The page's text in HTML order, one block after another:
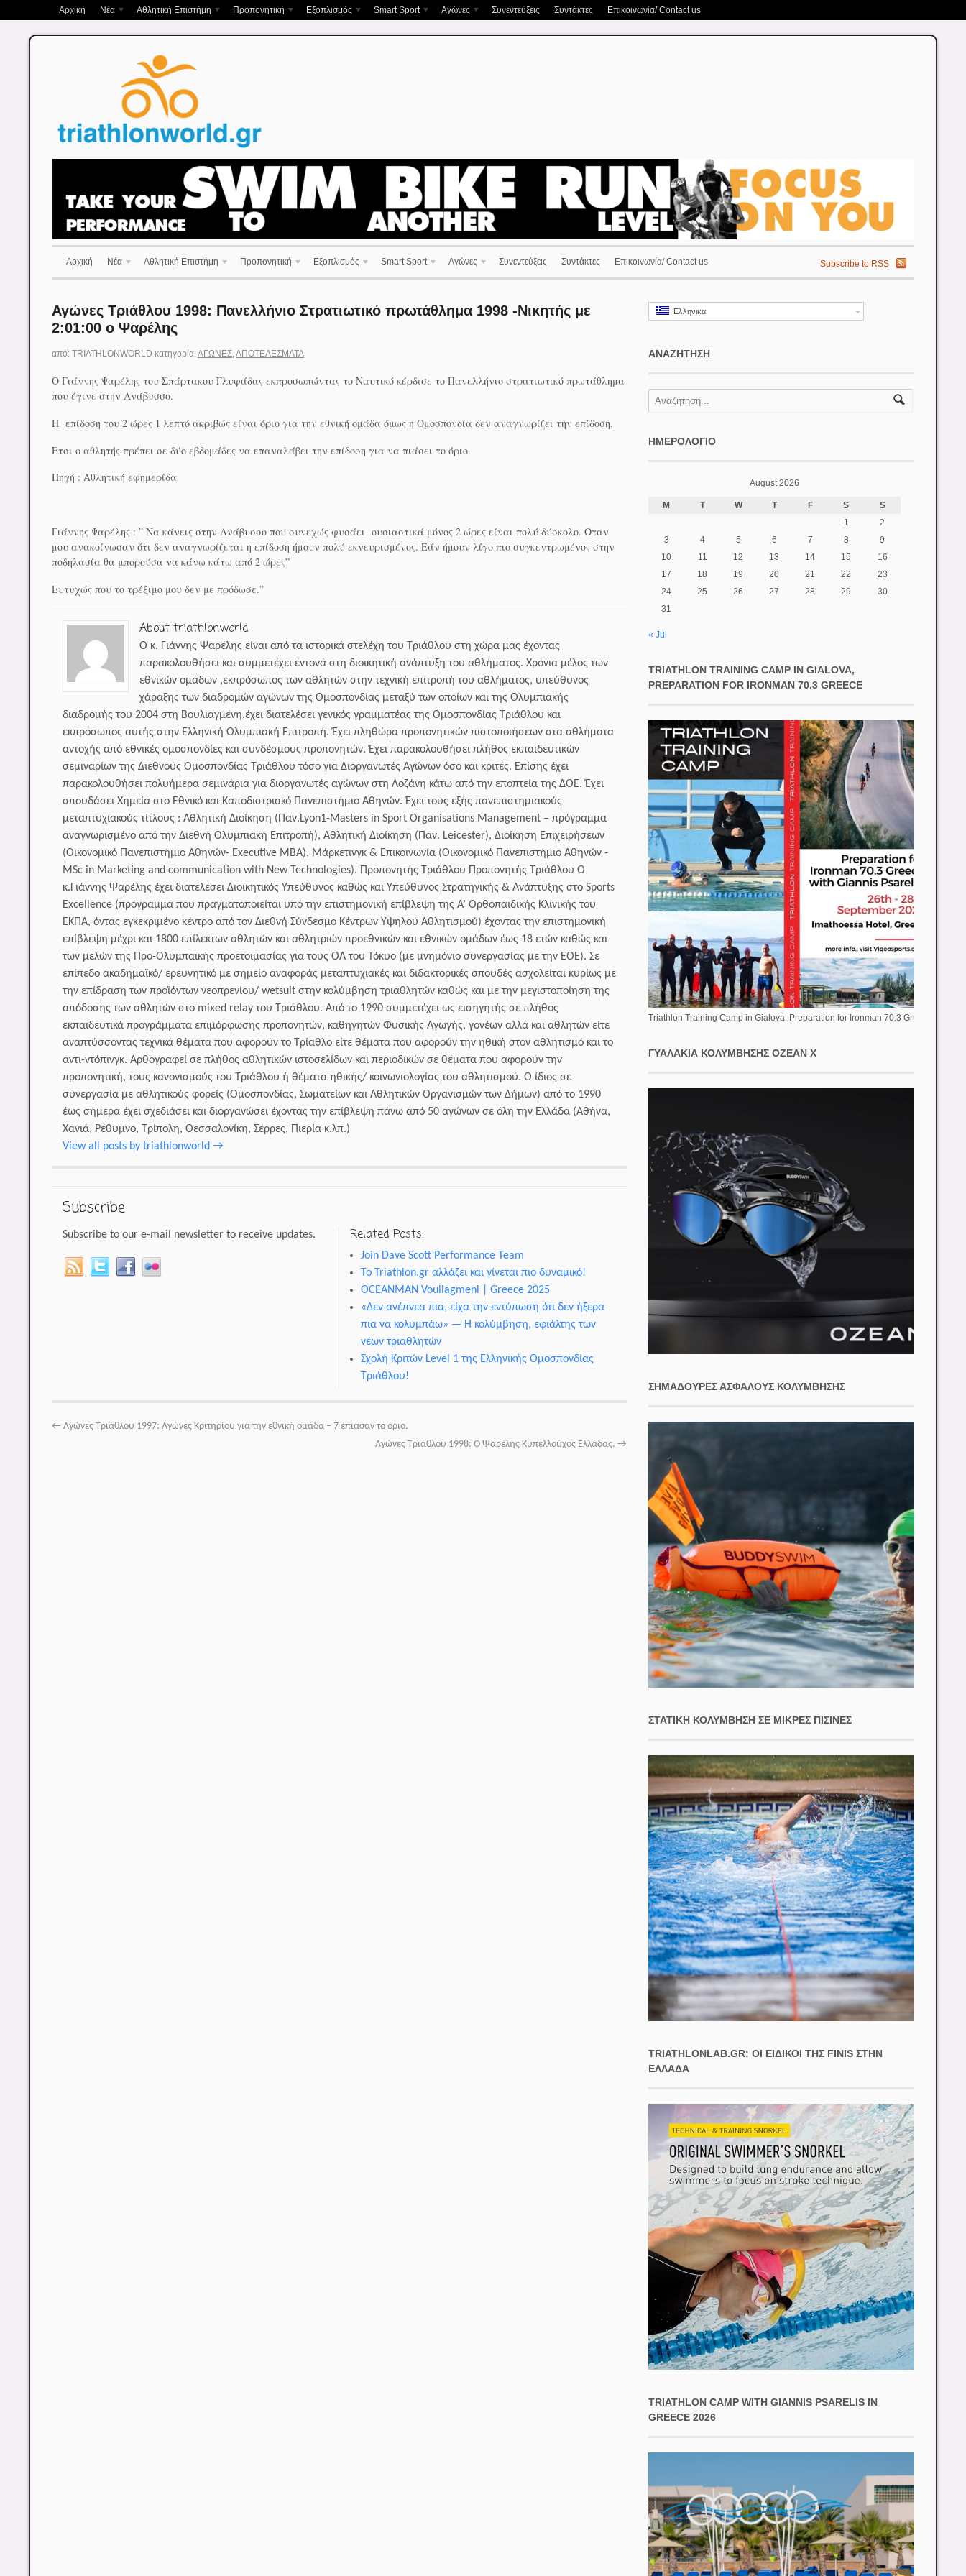
Αρχική Νέα Αθλητική Επιστήμη Προπονητική Εξοπλισμός Smart Sport Αγώνες Συνεντεύξεις Συντάκτες Επικοινωνία/ Contact us
Subscribe to RSS
Αρχική Νέα Αθλητική Επιστήμη Προπονητική Εξοπλισμός Smart Sport Αγώνες Συνεντεύξεις Συντάκτες Επικοινωνία/ Contact us
Αγώνες Τριάθλου 1998: Πανελλήνιο Στρατιωτικό πρωτάθλημα 1998 -Νικητής με
2:01:00 ο Ψαρέλης
από: TRIATHLONWORLD κατηγορία:ΑΓΏΝΕΣ,ΑΠΟΤΕΛΈΣΜΑΤΑ
Ο Γιάννης Ψαρέλης του Σπάρτακου Γλυφάδας εκπροσωπώντας το Ναυτικό κέρδισε το Πανελλήνιο στρατιωτικό πρωτάθλημα
που έγινε στην Ανάβυσσο.
Η επίδοση του 2 ώρες 1 λεπτό ακριβώς είναι όριο για την εθνική ομάδα όμως η Ομοσπονδία δεν αναγνωρίζει την επίδοση.
Ετσι ο αθλητής πρέπει σε δύο εβδομάδες να επαναλάβει την επίδοση για να πιάσει το όριο.
Πηγή : Αθλητική εφημερίδα
Γιάννης Ψαρέλης : ” Να κάνεις στην Ανάβυσσο που συνεχώς φυσάει ουσιαστικά μόνος 2 ώρες είναι πολύ δύσκολο. Οταν
μου ανακοίνωσαν ότι δεν αναγνωρίζεται η επίδοση ήμουν πολύ εκνευρισμένος. Εάν ήμουν λίγο πιο συγκεντρωμένος στην
ποδηλασία θα μπορούσα να κάνω κάτω από 2 ώρες”
Ευτυχώς που το τρέξιμο μου δεν με πρόδωσε.”
About triathlonworld
Ο κ. Γιάννης Ψαρέλης είναι από τα ιστορικά στελέχη του Τριάθλου στη χώρα μας έχοντας
παρακολουθήσει και συμμετέχει έντονά στη διοικητική ανάπτυξη του αθλήματος. Χρόνια μέλος των
εθνικών ομάδων ,εκπρόσωπος των αθλητών στην τεχνική επιτροπή του αθλήματος, υπεύθυνος
χάραξης των διαδρομών αγώνων της Ομοσπονδίας μεταξύ των οποίων και της Ολυμπιακής
διαδρομής του 2004 στη Βουλιαγμένη,έχει διατελέσει γενικός γραμματέας της Ομοσπονδίας Τριάθλου και
εκπρόσωπος αυτής στην Ελληνική Ολυμπιακή Επιτροπή. Έχει πληθώρα προπονητικών πιστοποιήσεων στα αθλήματα
αντοχής από εθνικές ομοσπονδίες και συνδέσμους προπονητών. Έχει παρακολουθήσει πλήθος εκπαιδευτικών
σεμιναρίων της Διεθνούς Ομοσπονδίας Τριάθλου τόσο για Διοργανωτές Αγώνων όσο και κριτές. Επίσης έχει
παρακολουθήσει πολυήμερα σεμινάρια για διοργανωτές αγώνων στη Λοζάνη κάτω από την εποπτεία της ΔΟΕ. Έχει
σπουδάσει Χημεία στο Εθνικό και Καποδιστριακό Πανεπιστήμιο Αθηνών. Έχει τους εξής πανεπιστημιακούς
μεταπτυχιακούς τίτλους : Αθλητική Διοίκηση (Παν.Lyon1-Masters in Sport Organisations Management – πρόγραμμα
αναγνωρισμένο από την Διεθνή Ολυμπιακή Επιτροπή), Αθλητική Διοίκηση (Παν. Leicester), Διοίκηση Επιχειρήσεων
(Οικονομικό Πανεπιστήμιο Αθηνών- Executive MBA), Μάρκετινγκ & Επικοινωνία (Οικονομικό Πανεπιστήμιο Αθηνών -
MSc in Marketing and communication with New Technologies). Προπονητής Τριάθλου Προπονητής Τριάθλου Ο
κ.Γιάννης Ψαρέλης έχει διατελέσει Διοικητικός Υπεύθυνος καθώς και Υπεύθυνος Στρατηγικής & Ανάπτυξης στο Sports
Excellence (πρόγραμμα που πραγματοποιείται υπό την επιστημονική επίβλεψη της Α’ Ορθοπαιδικής Κλινικής του
ΕΚΠΑ, όντας εγκεκριμένο κέντρο από τον Διεθνή Σύνδεσμο Κέντρων Υψηλού Αθλητισμού) έχοντας την επιστημονική
επίβλεψη μέχρι και 1800 επίλεκτων αθλητών και αθλητριών προεθνικών και εθνικών ομάδων έως 18 ετών καθώς και
των μελών της Προ-Ολυμπαικής προετοιμασίας για τους ΟΑ του Τόκυο (με μνημόνιο συνεργασίας με την ΕΟΕ). Σε
επίπεδο ακαδημαϊκό/ ερευνητικό με σημείο αναφοράς μεταπτυχιακές και διδακτορικές σπουδές ασχολείται κυρίως με
την επίδραση των προϊόντων νεοπρενίου/ wetsuit στην κολύμβηση τριαθλητών καθώς και με την μεγιστοποίηση της
απόδοσης των αθλητών στο mixed relay του Τριάθλου. Από το 1990 συμμετέχει ως εισηγητής σε πλήθος
εκπαιδευτικά προγράμματα επιμόρφωσης προπονητών, καθηγητών Φυσικής Αγωγής, γονέων αλλά και αθλητών είτε
αναπτύσσοντας τεχνικά θέματα που αφορούν το Τρίαθλο είτε θέματα που αφορούν την ηθική στον αθλητισμό και το
αντι-ντόπινγκ. Αρθογραφεί σε πλήθος αθλητικών ιστοσελίδων και περιοδικών σε θέματα που αφορούν την
προπονητική, τους κανονισμούς του Τριάθλου ή θέματα ηθικής/ κοινωνιολογίας του αθλητισμού. Ο ίδιος σε
συνεργασία με αθλητικούς φορείς (Ομοσπονδίας, Σωματείων και Αθλητικών Οργανισμών των Δήμων) από το 1990
έως σήμερα έχει σχεδιάσει και διοργανώσει έχοντας την επίβλεψη πάνω από 50 αγώνων σε όλη την Ελλάδα (Αθήνα,
Χανιά, Ρέθυμνο, Τρίπολη, Θεσσαλονίκη, Σέρρες, Πιερία κ.λπ.)
View all posts by triathlonworld →
Subscribe
Subscribe to our e-mail newsletter to receive updates. Related Posts:
Join Dave Scott Performance Team
Το Triathlon.gr αλλάζει και γίνεται πιο δυναμικό!
OCEANMAN Vouliagmeni | Greece 2025
«Δεν ανέπνεα πια, είχα την εντύπωση ότι δεν ήξερα
πια να κολυμπάω» — Η κολύμβηση, εφιάλτης των
νέων τριαθλητών
Σχολή Κριτών Level 1 της Ελληνικής Ομοσπονδίας
Τριάθλου!
← Αγώνες Τριάθλου 1997: Αγώνες Κριτηρίου για την εθνική ομάδα – 7 έπιασαν το όριο.
Αγώνες Τριάθλου 1998: Ο Ψαρέλης Κυπελλούχος Ελλάδας. →
Ελληνικα
ΑΝΑΖΉΤΗΣΗ
ΗΜΕΡΟΛΌΓΙΟ
August 2026
M T W T F S
S
1
2
3
4 5 6 7 8
9
10
11 12 13 14 15
16
17
18 19 20 21 22
23
24
25 26 27 28 29
30
31
« Jul
TRIATHLON TRAINING CAMP IN GIALOVA,
PREPARATION FOR IRONMAN 70.3 GREECE
Triathlon Training Camp in Gialova, Preparation for Ironman 70.3 Greece
ΓΥΑΛΆΚΙΑ ΚΟΛΎΜΒΗΣΗΣ OZEAN X
ΣΗΜΑΔΟΎΡΕΣ ΑΣΦΑΛΟΎΣ ΚΟΛΎΜΒΗΣΗΣ
ΣΤΑΤΙΚΉ ΚΟΛΎΜΒΗΣΗ ΣΕ ΜΙΚΡΈΣ ΠΙΣΊΝΕΣ
TRIATHLONLAB.GR: ΟΙ ΕΙΔΙΚΟΊ ΤΗΣ FINIS ΣΤΗΝ
ΕΛΛΆΔΑ
TRIATHLON CAMP WITH GIANNIS PSARELIS IN
GREECE 2026